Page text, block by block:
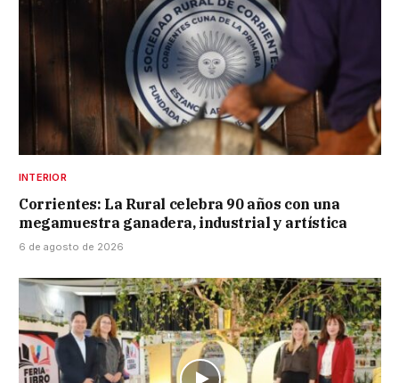
INTERIOR
Corrientes: La Rural celebra 90 años con una
megamuestra ganadera, industrial y artística
6 de agosto de 2026